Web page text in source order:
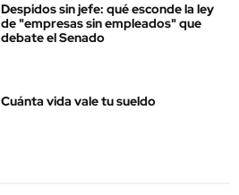
Despidos sin jefe: qué esconde la ley
de "empresas sin empleados" que
debate el Senado
Cuánta vida vale tu sueldo